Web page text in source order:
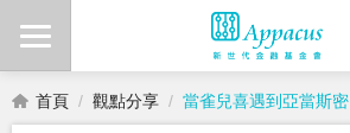
首頁 觀點分享 當雀兒喜遇到亞當斯密